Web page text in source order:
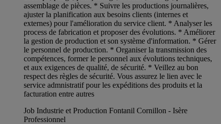
assemblage de pièces. * Suivre les productions journalières,
ajuster la planification aux besoins clients (internes et
externes) pour l'amélioration du service client. * Analyser les
process de fabrication et proposer des évolutions. * Améliorer
la gestion de production et son système d'information. * Gérer
le personnel de production. * Organiser la transmission des
compétences, former le personnel aux évolutions techniques,
et aux exigences de qualité, de sécurité. * Veillez au bon
respect des règles de sécurité. Vous assurez le lien avec le
service admnistratif pour les expéditions des produits et la
facturation entre autres
Job Industrie et Production Fontanil Cornillon - Isère
Professionnel